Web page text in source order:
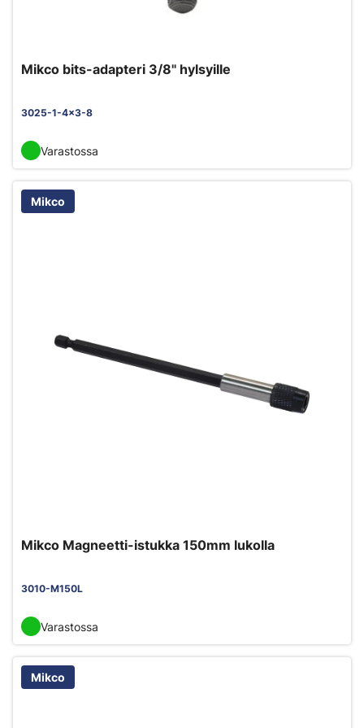
Mikco bits-adapteri 3/8" hylsyille
3025-1-4x3-8
Varastossa
Mikco
Mikco Magneetti-istukka 150mm lukolla
3010-M150L
Varastossa
Mikco